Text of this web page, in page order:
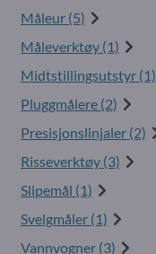
Måleur (5)
Måleverktøy (1)
Midtstillingsutstyr (1)
Pluggmålere (2)
Presisjonslinjaler (2)
Risseverktøy (3)
Slipemål (1)
Svelgmåler (1)
Vannvogner (3)